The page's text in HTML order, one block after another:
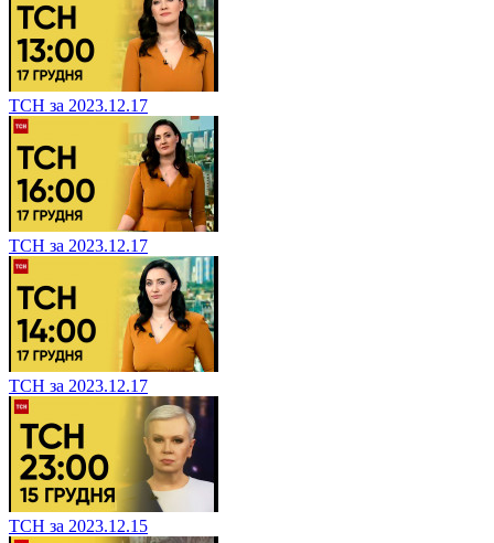
ТСН за 2023.12.17
ТСН за 2023.12.17
ТСН за 2023.12.17
ТСН за 2023.12.15